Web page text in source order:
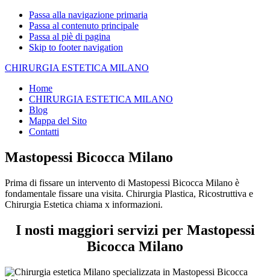
Passa alla navigazione primaria
Passa al contenuto principale
Passa al piè di pagina
Skip to footer navigation
CHIRURGIA ESTETICA MILANO
Home
CHIRURGIA ESTETICA MILANO
Blog
Mappa del Sito
Contatti
Mastopessi Bicocca Milano
Prima di fissare un intervento di Mastopessi Bicocca Milano è
fondamentale fissare una visita. Chirurgia Plastica, Ricostruttiva e
Chirurgia Estetica chiama x informazioni.
I nosti maggiori servizi per Mastopessi
Bicocca Milano